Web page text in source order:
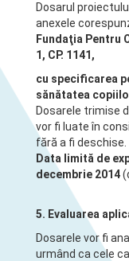
Dosarul
anexele
Fundaţia Pentru
1, CP. 1141,
cu specificarea
sănătatea
Dosarele trimise
vor fi luate în
fără a fi deschise.
Data limită de
decembrie 2014
5. Evaluarea
Dosarele vor fi
urmând ca cele